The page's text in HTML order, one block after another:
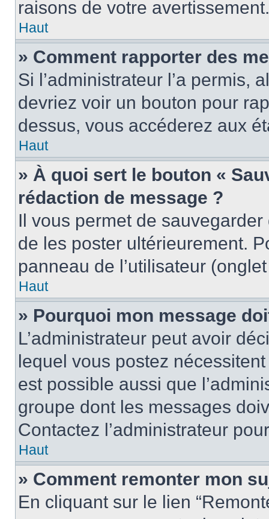
raisons de votre avertissement.
Haut
» Comment rapporter des
Si l’administrateur l’a permis,
devriez voir un bouton pour
dessus, vous accéderez aux
Haut
» À quoi sert le bouton «
rédaction de message ?
Il vous permet de
de les poster ultérieurement.
panneau de l’utilisateur
Haut
» Pourquoi mon message
L’administrateur peut avoir
lequel vous postez
est possible aussi que
groupe dont les messages
Contactez l’administrateur
Haut
» Comment remonter mon
En cliquant sur le lien